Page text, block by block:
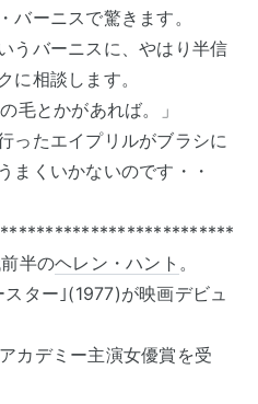
バーニスで驚きます。
うバーニスに、やはり半信
に相談します。
毛とかがあれば。」
ったエイプリルがブラシに
まくいかないのです・・
半のヘレン・ハント 。
ター｣(1977)が映画デビュ
カデミー主演女優賞を受